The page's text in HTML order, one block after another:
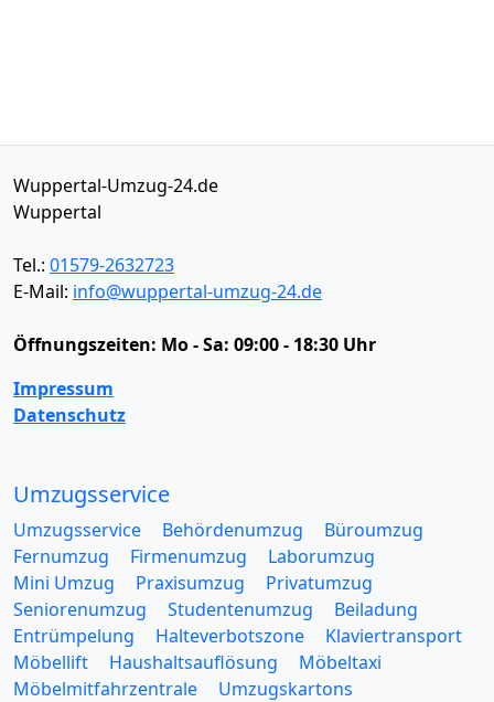
Wuppertal-Umzug-24.de
Wuppertal
Tel.: 01579-2632723
E-Mail: info@wuppertal-umzug-24.de
Öffnungszeiten: Mo - Sa: 09:00 - 18:30 Uhr
Impressum
Datenschutz
Umzugsservice
Umzugsservice Behördenumzug
Büroumzug
Fernumzug
Firmenumzug
Laborumzug
Mini Umzug
Praxisumzug
Privatumzug
Seniorenumzug
Studentenumzug
Beiladung
Entrümpelung
Halteverbotszone
Klaviertransport
Möbellift
Haushaltsauflösung
Möbeltaxi
Möbelmitfahrzentrale
Umzugskartons